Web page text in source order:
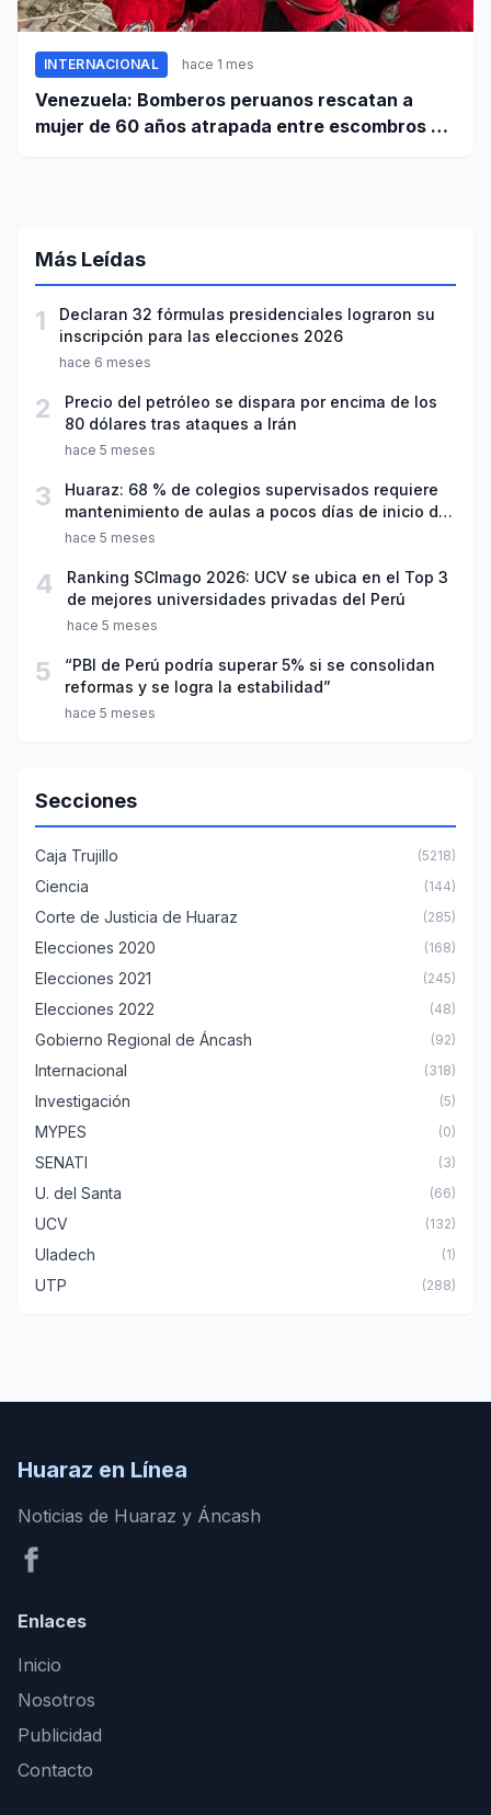
INTERNACIONAL hace 1 mes
Venezuela: Bomberos peruanos rescatan a
mujer de 60 años atrapada entre escombros de
Más Leídas
1
Declaran 32 fórmulas presidenciales lograron su
inscripción para las elecciones 2026
hace 6 meses
2
Precio del petróleo se dispara por encima de los
80 dólares tras ataques a Irán
hace 5 meses
3
Huaraz: 68 % de colegios supervisados requiere
mantenimiento de aulas a pocos días de inicio del
año escolar 2026
hace 5 meses
4
Ranking SCImago 2026: UCV se ubica en el Top 3
de mejores universidades privadas del Perú
hace 5 meses
5
“PBI de Perú podría superar 5% si se consolidan
reformas y se logra la estabilidad”
hace 5 meses
Secciones
Caja Trujillo (5218)
Ciencia (144)
Corte de Justicia de Huaraz (285)
Elecciones 2020 (168)
Elecciones 2021 (245)
Elecciones 2022 (48)
Gobierno Regional de Áncash (92)
Internacional (318)
Investigación (5)
MYPES (0)
SENATI (3)
U. del Santa (66)
UCV (132)
Uladech (1)
UTP (288)
Huaraz en Línea
Noticias de Huaraz y Áncash
Enlaces
Inicio
Nosotros
Publicidad
Contacto